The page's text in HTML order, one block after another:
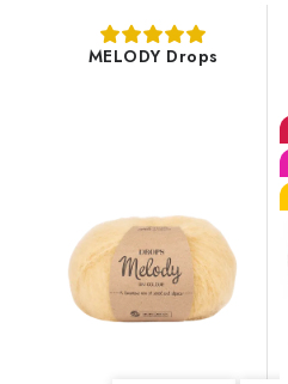
MELODY Drops